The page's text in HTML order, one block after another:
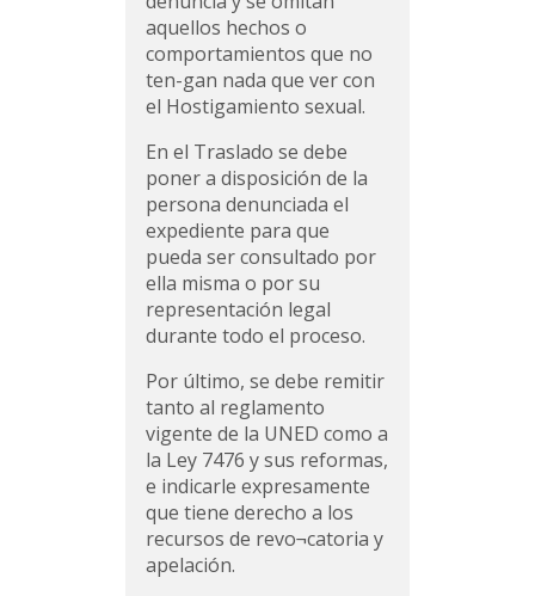
aquellos hechos o
comportamientos que no
ten-gan nada que ver con
el Hostigamiento sexual.
En el Traslado se debe
poner a disposición de la
persona denunciada el
expediente para que
pueda ser consultado por
ella misma o por su
representación legal
durante todo el proceso.
Por último, se debe remitir
tanto al reglamento
vigente de la UNED como a
la Ley 7476 y sus reformas,
e indicarle expresamente
que tiene derecho a los
recursos de revo¬catoria y
apelación.